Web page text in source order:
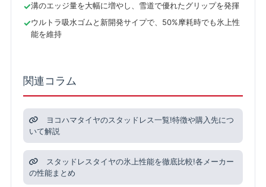
溝のエッジ量を大幅に増やし、雪道で優れたグリップを発揮
ウルトラ吸水ゴムと新開発サイプで、50%摩耗時でも氷上性
能を維持
関連コラム
ヨコハマタイヤのスタッドレス一覧!特徴や購入先につ
いて解説
スタッドレスタイヤの氷上性能を徹底比較!各メーカー
の性能まとめ